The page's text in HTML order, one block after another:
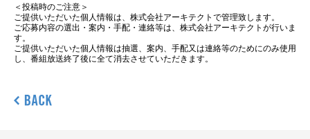
＜投稿時のご注意＞
ご提供いただいた個人情報は、株式会社アーキテクトで管理致します。
ご応募内容の選出・案内・手配・連絡等は、株式会社アーキテクトが行いま
す。
ご提供いただいた個人情報は抽選、案内、手配又は連絡等のためにのみ使用
し、番組放送終了後に全て消去させていただきます。